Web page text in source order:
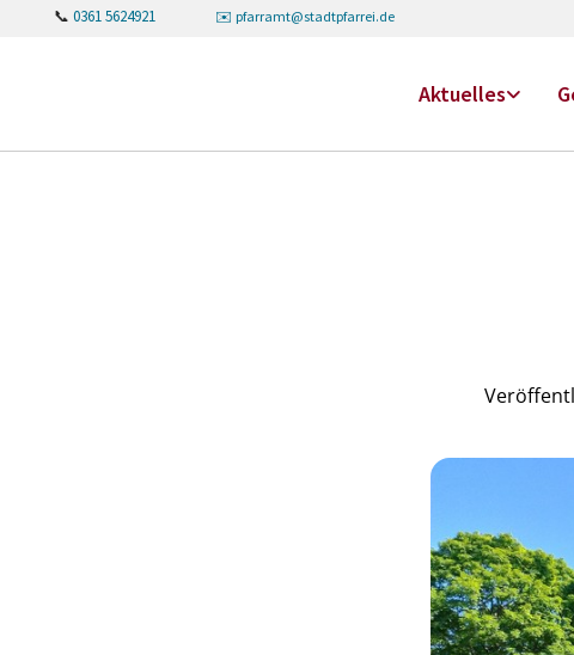
📞 0361 5624921 ✉️ pfarramt@stadtpfarrei.de
Aktuelles